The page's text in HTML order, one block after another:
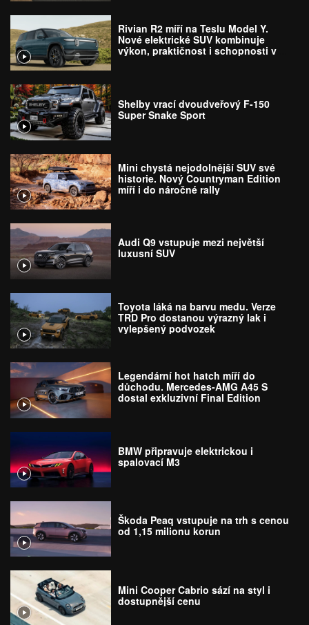
Rivian R2 míří na Teslu Model Y.
Nové elektrické SUV kombinuje
výkon, praktičnost i schopnosti v
Shelby vrací dvoudveřový F-150
Super Snake Sport
Mini chystá nejodolnější SUV své
historie. Nový Countryman Edition
míří i do náročné rally
Audi Q9 vstupuje mezi největší
luxusní SUV
Toyota láká na barvu medu. Verze
TRD Pro dostanou výrazný lak i
vylepšený podvozek
Legendární hot hatch míří do
důchodu. Mercedes-AMG A45 S
dostal exkluzivní Final Edition
BMW připravuje elektrickou i
spalovací M3
Škoda Peaq vstupuje na trh s cenou
od 1,15 milionu korun
Mini Cooper Cabrio sází na styl i
dostupnější cenu